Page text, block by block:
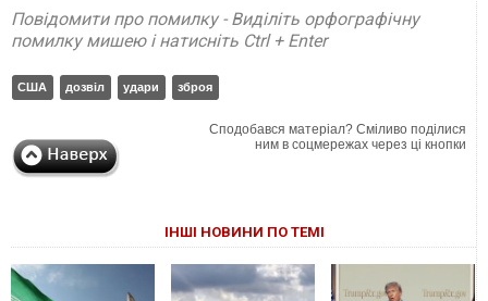
Повідомити про помилку - Виділіть орфографічну
помилку мишею і натисніть Ctrl + Enter
США дозвіл удари зброя
Сподобався матеріал? Сміливо поділися
ним в соцмережах через ці кнопки
ІНШІ НОВИНИ ПО ТЕМІ